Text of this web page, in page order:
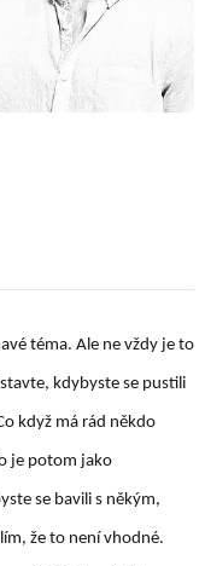
téma. Ale ne vždy je to
kdybyste se pustili
když má rád někdo
je potom jako
se bavili s někým,
že to není vhodné.